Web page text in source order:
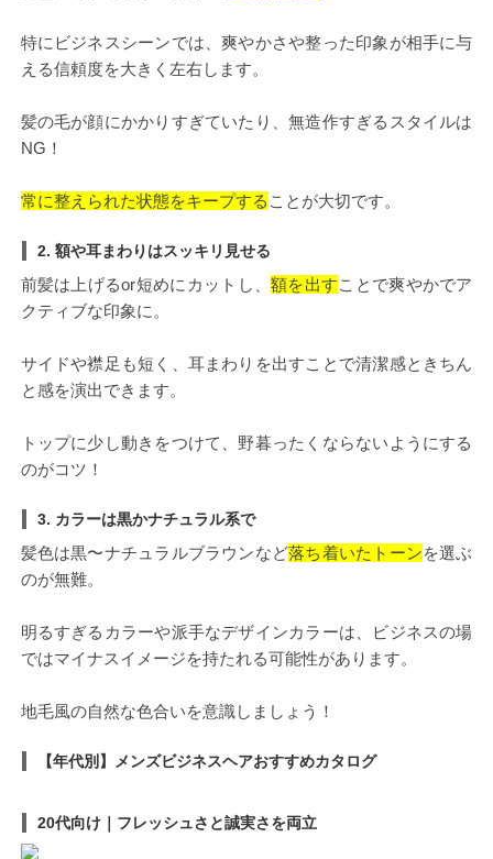
特にビジネスシーンでは、爽やかさや整った印象が相手に与
える信頼度を大きく左右します。
髪の毛が顔にかかりすぎていたり、無造作すぎるスタイルは
NG！
常に整えられた状態をキープする ことが大切です。
2. 額や耳まわりはスッキリ見せる
前髪は上げるor短めにカットし、額を出すことで爽やかでア
クティブな印象に。
サイドや襟足も短く、耳まわりを出すことで清潔感ときちん
と感を演出できます。
トップに少し動きをつけて、野暮ったくならないようにする
のがコツ！
3. カラーは黒かナチュラル系で
髪色は黒〜ナチュラルブラウンなど落ち着いたトーンを選ぶ
のが無難。
明るすぎるカラーや派手なデザインカラーは、ビジネスの場
ではマイナスイメージを持たれる可能性があります。
地毛風の自然な色合いを意識しましょう！
【年代別】メンズビジネスヘアおすすめカタログ
20代向け｜フレッシュさと誠実さを両立